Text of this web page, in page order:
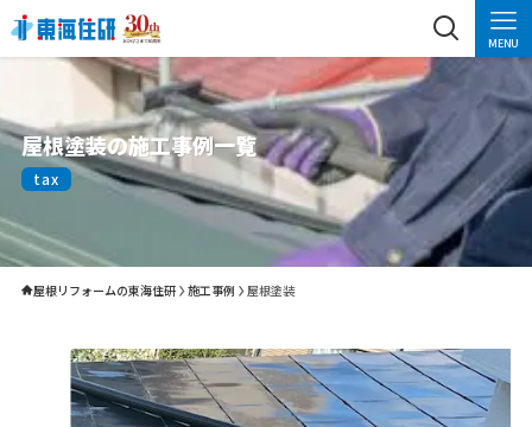
MENU
屋根塗装の施工事例一覧
tax
屋根リフォームの東海住研 施工事例 屋根塗装